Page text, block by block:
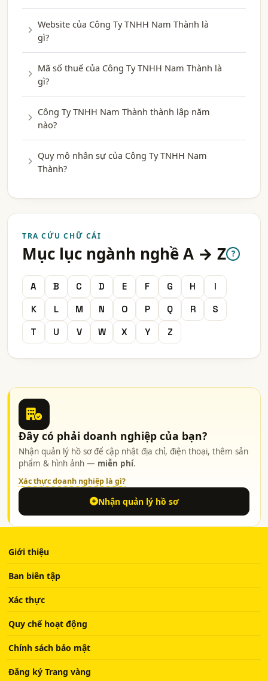
Website của Công Ty TNHH Nam Thành là
gì?
Mã số thuế của Công Ty TNHH Nam Thành là
gì?
Công Ty TNHH Nam Thành thành lập năm
nào?
Quy mô nhân sự của Công Ty TNHH Nam
Thành?
TRA CỨU CHỮ CÁI
Mục lục ngành nghề A → Z ?
A B C D E F G H
I
K
L M N O P Q R
S
T
U V W X Y Z
Đây có phải doanh nghiệp của bạn?
Nhận quản lý hồ sơ để cập nhật địa chỉ, điện thoại, thêm sản
phẩm & hình ảnh — miễn phí.
Xác thực doanh nghiệp là gì?
Nhận quản lý hồ sơ
Giới thiệu
Ban biên tập
Xác thực
Quy chế hoạt động
Chính sách bảo mật
Đăng ký Trang vàng